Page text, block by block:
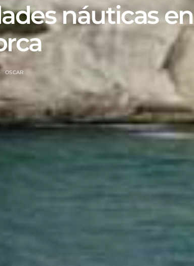
náuticas en
OSCAR